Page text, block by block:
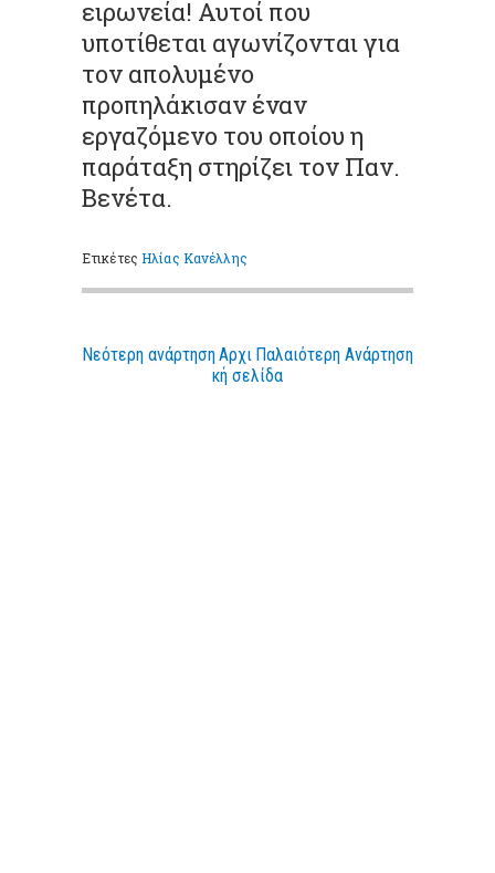
ειρωνεία! Αυτοί που
υποτίθεται αγωνίζονται για
τον απολυμένο
προπηλάκισαν έναν
εργαζόμενο του οποίου η
παράταξη στηρίζει τον Παν.
Βενέτα.
ΕτικέτεςΗλίας Κανέλλης
Νεότερη ανάρτηση Παλαιότερη Ανάρτηση
Αρχι
κή σελίδα